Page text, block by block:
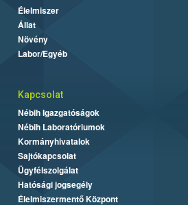
Élelmiszer
Állat
Növény
Labor/Egyéb
Kapcsolat
Nébih Igazgatóságok
Nébih Laboratóriumok
Kormányhivatalok
Sajtókapcsolat
Ügyfélszolgálat
Hatósági jogsegély
Élelmiszermentő Központ